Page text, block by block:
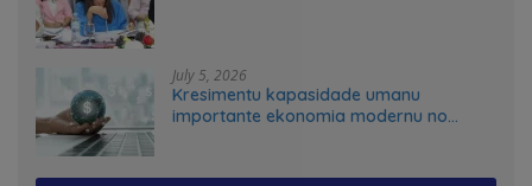
July 5, 2026
Kresimentu kapasidade umanu
importante ekonomia modernu no